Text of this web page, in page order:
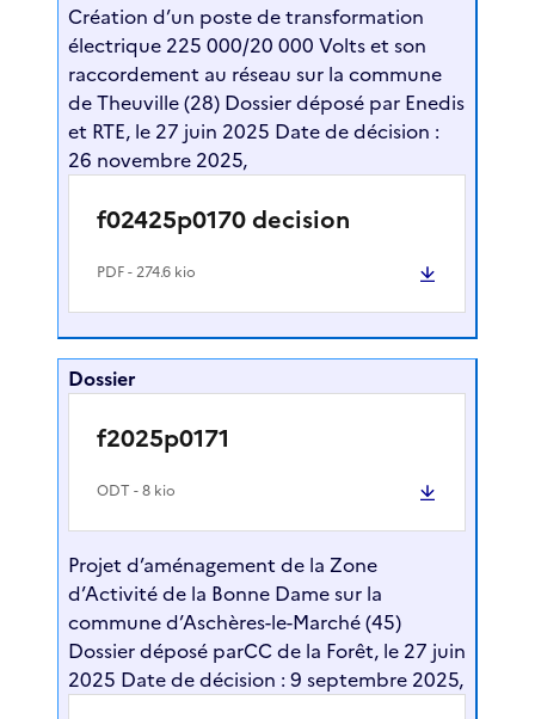
Création d’un poste de transformation
électrique 225 000/20 000 Volts et son
raccordement au réseau sur la commune
de Theuville (28) Dossier déposé par Enedis
et RTE, le 27 juin 2025 Date de décision :
26 novembre 2025,
f02425p0170 decision
PDF- 274.6 kio
Dossier
f2025p0171
ODT - 8 kio
Projet d’aménagement de la Zone
d’Activité de la Bonne Dame sur la
commune d’Aschères-le-Marché (45)
Dossier déposé parCC de la Forêt, le 27 juin
2025 Date de décision : 9 septembre 2025,